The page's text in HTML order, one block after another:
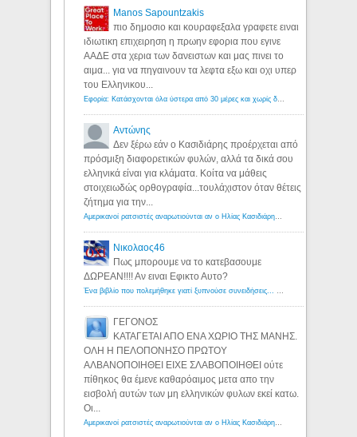
Manos Sapountzakis
πιο δημοσιο και κουραφεξαλα γραφετε ειναι
ιδιωτικη επιχειρηση η πρωην εφορια που εγινε
ΑΑΔΕ στα χερια των δανειστων και μας πινει το
αιμα... για να πηγαινουν τα λεφτα εξω και οχι υπερ
του Ελληνικου...
Εφορία: Κατάσχονται όλα ύστερα από 30 μέρες και χωρίς δικαστικές αποφάσεις - Λόγιος Ερμής
Αντώνης
Δεν ξέρω εάν ο Κασιδιάρης προέρχεται από
πρόσμιξη διαφορετικών φυλών, αλλά τα δικά σου
ελληνικά είναι για κλάματα. Κοίτα να μάθεις
στοιχειωδώς ορθογραφία...τουλάχιστον όταν θέτεις
ζήτημα για την...
Αμερικανοί ρατσιστές αναρωτιούνται αν ο Ηλίας Κασιδιάρης ανήκει στη λευκή φυλή... - Λόγιος Ερμής
Νικολαος46
Πως μπορουμε να το κατεβασουμε
ΔΩΡΕΑΝ!!!! Αν ειναι Εφικτο Αυτο?
Ένα βιβλίο που πολεμήθηκε γιατί ξυπνούσε συνειδήσεις... - Λόγιος Ερμής | Η γνώση ξεκινάει με την αναζήτηση...
ΓΕΓΟΝΟΣ
ΚΑΤΑΓΕΤΑΙ ΑΠΟ ΕΝΑ ΧΩΡΙΟ ΤΗΣ ΜΑΝΗΣ.
ΟΛΗ Η ΠΕΛΟΠΟΝΗΣΟ ΠΡΩΤΟΥ
ΑΛΒΑΝΟΠΟΙΗΘΕΙ ΕΙΧΕ ΣΛΑΒΟΠΟΙΗΘΕΙ ούτε
πίθηκος θα έμενε καθαρόαιμος μετα απο την
εισβολή αυτών των μη ελληνικών φυλων εκεί κατω.
Οι...
Αμερικανοί ρατσιστές αναρωτιούνται αν ο Ηλίας Κασιδιάρης ανήκει στη λευκή φυλή... - Λόγιος Ερμής